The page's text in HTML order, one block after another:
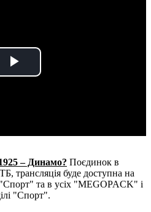
Play
– Динамо? Поєдинок в
трансляція буде доступна на
та в усіх "MEGOPACK" і
"Спорт".